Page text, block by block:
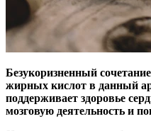
Безукоризненный
жирных кислот в данный
поддерживает здоровье
мозговую деятельность и